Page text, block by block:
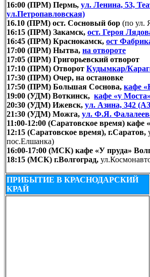
16:00 (ПРМ) Пермь, ул. Ленина, 53,
ул.Петропавловская)
16.10 (ПРМ) ост. Сосновый бор (по ул.
16:15 (ПРМ) Закамск, ост. Героя
16:45 (ПРМ) Краснокамск, ост
17:00 (ПРМ) Нытва, на отвороте
17:05 (ПРМ) Григорьевский отворот
17:10 (ПРМ) Отворот Кудымкар/
17:30 (ПРМ) Очер, на остановке
17:50 (ПРМ) Большая Соснова, кафе
19:00 (УДМ) Воткинск, кафе «у Моста»
20:30 (УДМ) Ижевск, ул. Азина, 342
21:30 (УДМ) Можга, ул. Ф.Я.
11:00-12:00 (Саратовское время) кафе
12:15 (Саратовское время), г.Саратов,
пос.Елшанка)
16:00-17:00 (МСК) кафе «У пруда»
18:15 (МСК) г.Волгоград,
ПРИБЫТИЕ В КРАСНОДАРСКИЙ
КРАЙ